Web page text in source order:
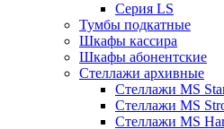
Серия LS
Тумбы подкатные
Шкафы кассира
Шкафы абонентские
Стеллажи архивные
Стеллажи MS
Стеллажи MS
Стеллажи MS